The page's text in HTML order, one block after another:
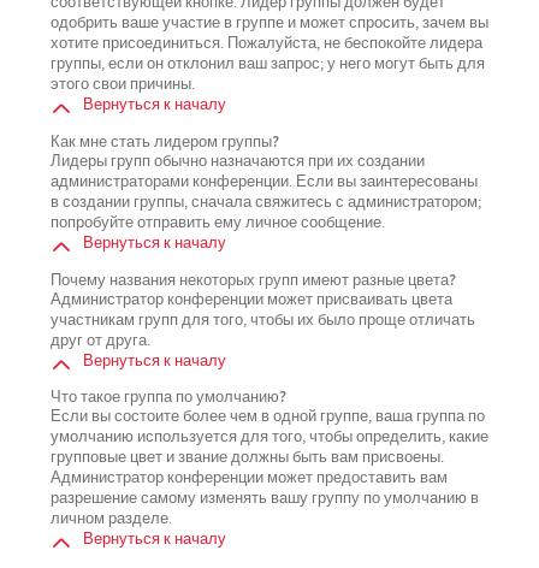
одобрить ваше участие в группе и может спросить, зачем вы
хотите присоединиться. Пожалуйста, не беспокойте лидера
группы, если он отклонил ваш запрос; у него могут быть для
этого свои причины.
Вернуться к началу
Как мне стать лидером группы?
Лидеры групп обычно назначаются при их создании
администраторами конференции. Если вы заинтересованы
в создании группы, сначала свяжитесь с администратором;
попробуйте отправить ему личное сообщение.
Вернуться к началу
Почему названия некоторых групп имеют разные цвета?
Администратор конференции может присваивать цвета
участникам групп для того, чтобы их было проще отличать
друг от друга.
Вернуться к началу
Что такое группа по умолчанию?
Если вы состоите более чем в одной группе, ваша группа по
умолчанию используется для того, чтобы определить, какие
групповые цвет и звание должны быть вам присвоены.
Администратор конференции может предоставить вам
разрешение самому изменять вашу группу по умолчанию в
личном разделе.
Вернуться к началу